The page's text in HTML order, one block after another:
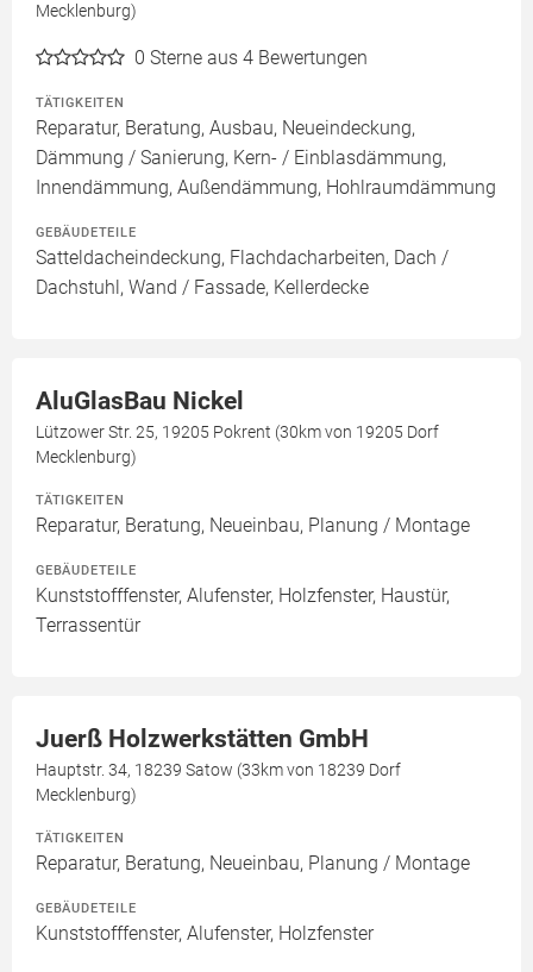
Mecklenburg)
0 Sterne aus 4 Bewertungen
TÄTIGKEITEN
Reparatur, Beratung, Ausbau, Neueindeckung,
Dämmung / Sanierung, Kern- / Einblasdämmung,
Innendämmung, Außendämmung, Hohlraumdämmung
GEBÄUDETEILE
Satteldacheindeckung, Flachdacharbeiten, Dach /
Dachstuhl, Wand / Fassade, Kellerdecke
AluGlasBau Nickel
Lützower Str. 25, 19205 Pokrent (30km von 19205 Dorf
Mecklenburg)
TÄTIGKEITEN
Reparatur, Beratung, Neueinbau, Planung / Montage
GEBÄUDETEILE
Kunststofffenster, Alufenster, Holzfenster, Haustür,
Terrassentür
Juerß Holzwerkstätten GmbH
Hauptstr. 34, 18239 Satow (33km von 18239 Dorf
Mecklenburg)
TÄTIGKEITEN
Reparatur, Beratung, Neueinbau, Planung / Montage
GEBÄUDETEILE
Kunststofffenster, Alufenster, Holzfenster